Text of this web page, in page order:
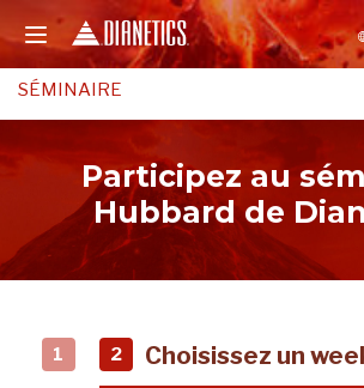
SÉMINAIRE
Participez au
Hubbard de
1 2 Choisissez un